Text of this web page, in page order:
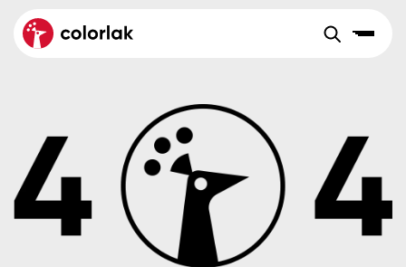
Velkoobchod Sortiment
Aktuality
Reference
O společnosti
Dřevo
Beton, asfalt, minerální podklady
Colorlak Dekor
Colorlak Profi
Colorlak Pta